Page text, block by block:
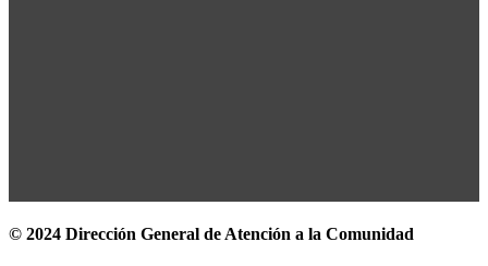
© 2024 Dirección General de Atención a la Comunidad